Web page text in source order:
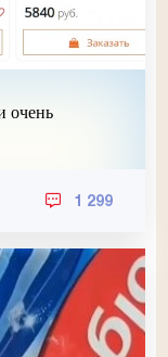
очень
1 299